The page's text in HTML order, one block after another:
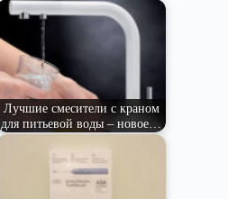
pp
m
Лучшие смесители с краном
для питьевой воды – новое…